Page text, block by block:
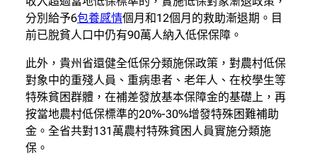
分別給予6包養感情個月和12個月的救助漸退期。目
前已脫貧人口中仍有90萬人納入低保保障。
此外，貴州省還健全低保分類施保政策，對農村低保
對象中的重殘人員、重病患者、老年人、在校學生等
特殊貧困群體，在補差發放基本保障金的基礎上，再
按當地農村低保標準的20%-30%增發特殊困難補助
金。全省共對131萬農村特殊貧困人員實施分類施
保。